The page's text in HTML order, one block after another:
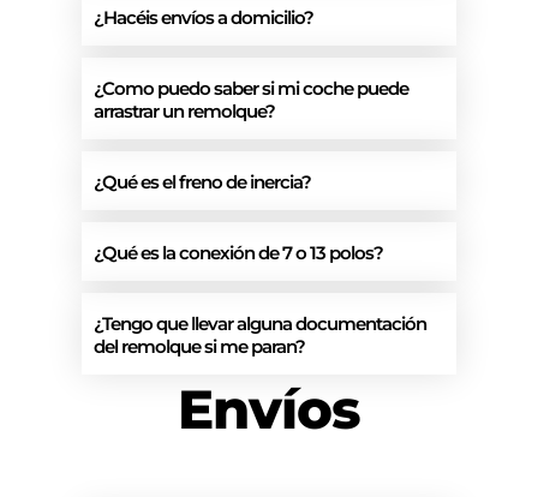
¿Hacéis envíos a domicilio?
¿Como puedo saber si mi coche puede
arrastrar un remolque?
¿Qué es el freno de inercia?
¿Qué es la conexión de 7 o 13 polos?
¿Tengo que llevar alguna documentación
del remolque si me paran?
Envíos